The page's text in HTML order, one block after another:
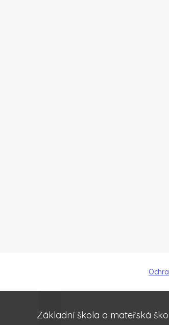
Základní škola a mateřská